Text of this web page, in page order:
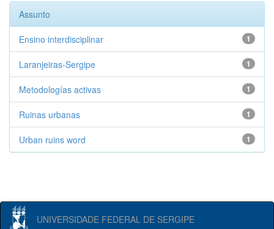
Assunto
1
Ensino interdisciplinar
1
Laranjeiras-Sergipe
1
Metodologías activas
1
Ruinas urbanas
1
Urban ruins word
UNIVERSIDADE FEDERAL DE SERGIPE